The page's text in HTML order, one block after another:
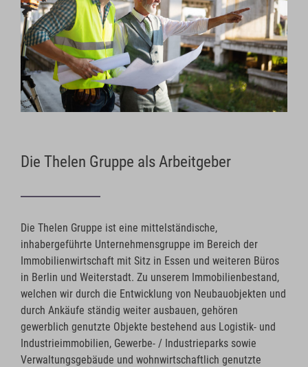
Die Thelen Gruppe als Arbeitgeber
Die Thelen Gruppe ist eine mittelständische,
inhabergeführte Unternehmensgruppe im Bereich der
Immobilienwirtschaft mit Sitz in Essen und weiteren Büros
in Berlin und Weiterstadt. Zu unserem Immobilienbestand,
welchen wir durch die Entwicklung von Neubauobjekten und
durch Ankäufe ständig weiter ausbauen, gehören
gewerblich genutzte Objekte bestehend aus Logistik- und
Industrieimmobilien, Gewerbe- / Industrieparks sowie
Verwaltungsgebäude und wohnwirtschaftlich genutzte